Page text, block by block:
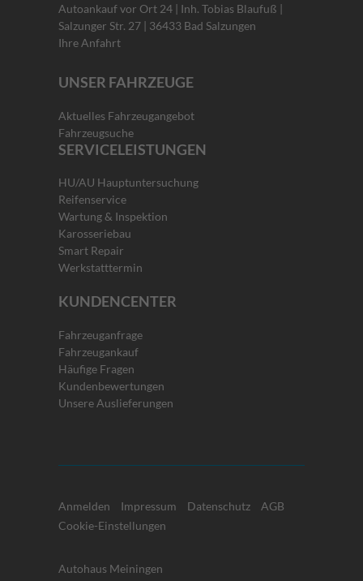
Autoankauf vor Ort 24 | Inh. Tobias Blaufuß |
Salzunger Str. 27 | 36433 Bad Salzungen
Ihre Anfahrt
UNSER FAHRZEUGE
Aktuelles Fahrzeugangebot
Fahrzeugsuche
SERVICELEISTUNGEN
HU/AU Hauptuntersuchung
Reifenservice
Wartung & Inspektion
Karosseriebau
Smart Repair
Werkstatttermin
KUNDENCENTER
Fahrzeuganfrage
Fahrzeugankauf
Häufige Fragen
Kundenbewertungen
Unsere Auslieferungen
Anmelden Impressum Datenschutz
AGB
Cookie-Einstellungen
Autohaus Meiningen